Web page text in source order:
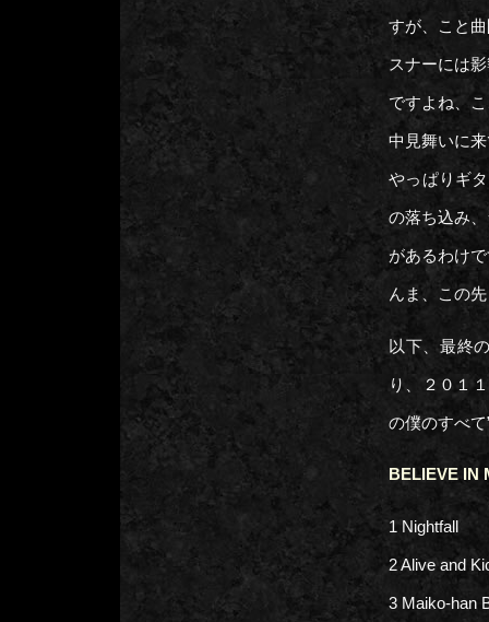
すが、こと
スナーには
ですよね、
中見舞いに
やっぱりギ
の落ち込み
があるわけ
んま、この
以下、最終
り、２０１
の僕のすべ
BELIEVE
1 Nightfall
2 Alive and
3 Maiko-han